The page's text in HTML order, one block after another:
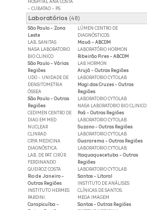
HOSPITAL ANA COSTA
- CUBATAO - PS
Laboratórios(48)
São Paulo - Zona
Leste
LAB. SANITAS
NASA LABORATORIO
BIO CLINICO
São Paulo - Várias
Regiões
UDO - UNIDADE DE
DENSITOMETRIA
ÓSSEA
São Paulo - Outras
Regiões
CEDIMEN CENTRO DE
DIAG EM MED
NUCLEAR
CLINRAD
CRYA MEDICINA
DIAGNÓSTICA.
LAB. DE PAT. CIRÚR.
FERDINANDO
QUEIROZ COSTA
Rio de Janeiro -
Outras Regiões
INSTITUTO HERMES
PARDINI.
Carapicuíba -
LÚMEN CENTRO DE
DIAGNÓSTICOS
Mauá - ABCDM
LABORATÓRIO HORMON
Ribeirão Pires - ABCDM
LAB HORMON
Arujá - Outras Regiões
LABORATORIO CYTOLAB
Mogi das Cruzes - Outras
Regiões
LABORATORIO CYTOLAB
NASA LABORATORIO BIO CLINICO
Poá - Outras Regiões
LABORATORIO CYTOLAB
Suzano - Outras Regiões
LABORATORIO CYTOLAB
Guararema - Outras Regiões
LABORATORIO CYTOLAB
Itaquaquecetuba - Outras
Regiões
LABORATORIO CYTOLAB
Santos - Litoral
INSTITUTO DE ANÁLISES
CLÍNICAS DE SANTOS.
MEGA IMAGEM
Santos - Outras Regiões